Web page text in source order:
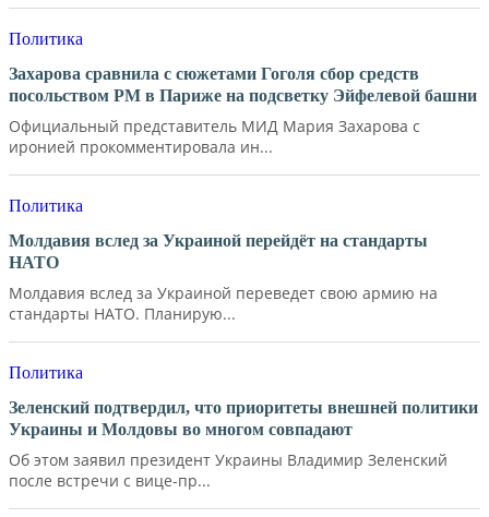
Политика
Захарова сравнила с сюжетами Гоголя сбор средств
посольством РМ в Париже на подсветку Эйфелевой башни
Официальный представитель МИД Мария Захарова с
иронией прокомментировала ин...
Политика
Молдавия вслед за Украиной перейдёт на стандарты
НАТО
Молдавия вслед за Украиной переведет свою армию на
стандарты НАТО. Планирую...
Политика
Зеленский подтвердил, что приоритеты внешней политики
Украины и Молдовы во многом совпадают
Об этом заявил президент Украины Владимир Зеленский
после встречи с вице-пр...